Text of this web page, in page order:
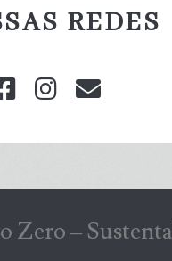
REDES
facebookinstagram
Zero –